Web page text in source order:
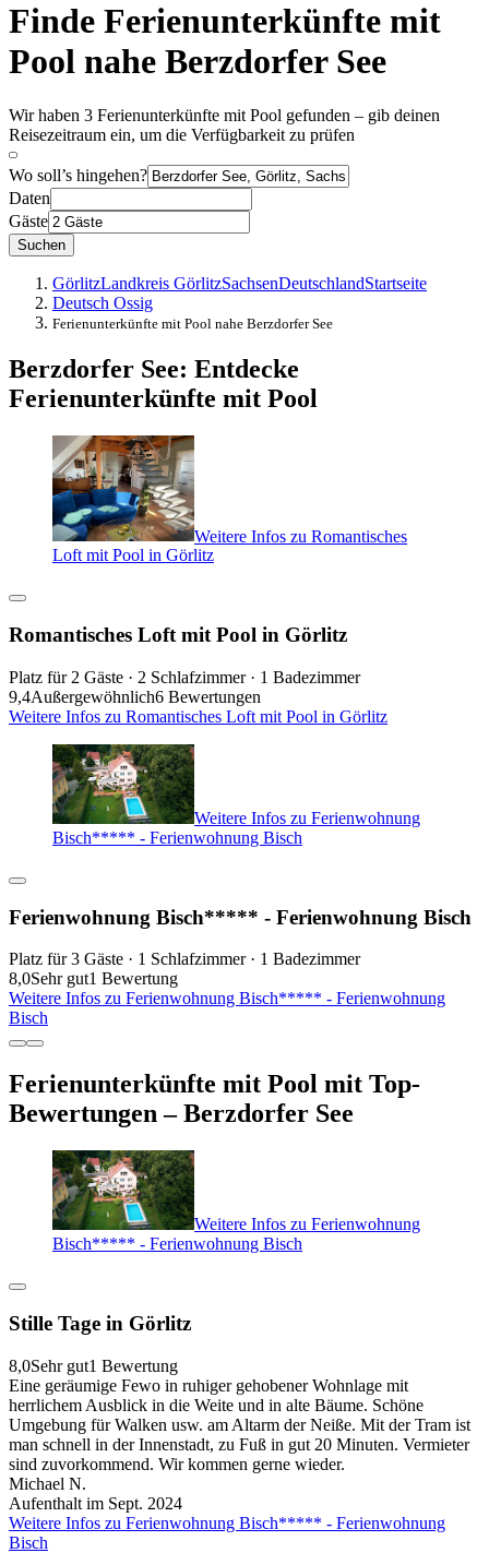
Finde Ferienunterkünfte mit
Pool nahe Berzdorfer See
Wir haben 3 Ferienunterkünfte mit Pool gefunden – gib deinen
Reisezeitraum ein, um die Verfügbarkeit zu prüfen
Wo soll’s hingehen?
Daten
Gäste
Suchen
GörlitzLandkreis GörlitzSachsenDeutschlandStartseite
Deutsch Ossig
Ferienunterkünfte mit Pool nahe Berzdorfer See
Berzdorfer See: Entdecke
Ferienunterkünfte mit Pool
Weitere Infos zu Romantisches
Loft mit Pool in Görlitz
Romantisches Loft mit Pool in Görlitz
Platz für 2 Gäste · 2 Schlafzimmer · 1 Badezimmer
9,4Außergewöhnlich6 Bewertungen
Weitere Infos zu Romantisches Loft mit Pool in Görlitz
Weitere Infos zu Ferienwohnung
Bisch***** - Ferienwohnung Bisch
Ferienwohnung Bisch***** - Ferienwohnung Bisch
Platz für 3 Gäste · 1 Schlafzimmer · 1 Badezimmer
8,0Sehr gut1 Bewertung
Weitere Infos zu Ferienwohnung Bisch***** - Ferienwohnung
Bisch
Ferienunterkünfte mit Pool mit Top-
Bewertungen – Berzdorfer See
Weitere Infos zu Ferienwohnung
Bisch***** - Ferienwohnung Bisch
Stille Tage in Görlitz
8,0Sehr gut1 Bewertung
Eine geräumige Fewo in ruhiger gehobener Wohnlage mit
herrlichem Ausblick in die Weite und in alte Bäume. Schöne
Umgebung für Walken usw. am Altarm der Neiße. Mit der Tram ist
man schnell in der Innenstadt, zu Fuß in gut 20 Minuten. Vermieter
sind zuvorkommend. Wir kommen gerne wieder.
Michael N.
Aufenthalt im Sept. 2024
Weitere Infos zu Ferienwohnung Bisch***** - Ferienwohnung
Bisch